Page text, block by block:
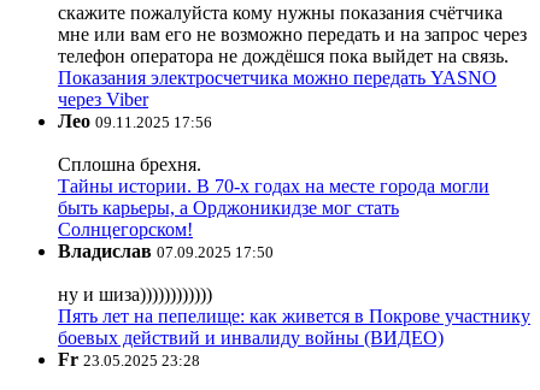
скажите пожалуйста кому нужны показания счётчика
мне или вам его не возможно передать и на запрос через
телефон оператора не дождёшся пока выйдет на связь.
Показания электросчетчика можно передать YASNO
через Viber
Лео 09.11.2025 17:56
Сплошна брехня.
Тайны истории. В 70-х годах на месте города могли
быть карьеры, а Орджоникидзе мог стать
Солнцегорском!
Владислав 07.09.2025 17:50
ну и шиза))))))))))))
Пять лет на пепелище: как живется в Покрове участнику
боевых действий и инвалиду войны (ВИДЕО)
Fr 23.05.2025 23:28